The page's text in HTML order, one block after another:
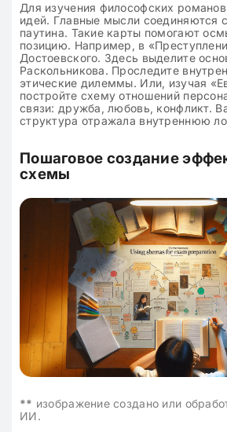
Для изучения философских
идей. Главные мысли соединяются
паутина. Такие карты помогают
позицию. Например, в
Достоевского. Здесь выделите
Раскольникова. Проследите
этические дилеммы. Или, изучая
постройте схему отношений
связи: дружба, любовь, конфликт.
структура отражала внутреннюю
Пошаговое создание
схемы
** изображение создано или
ИИ.